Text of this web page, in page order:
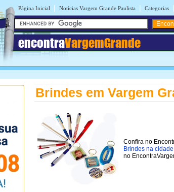
Página Inicial | Notícias Vargem Grande Paulista | Categorias |
encontraVargemGrande
Brindes em Vargem
Confira no
Brindes na
no